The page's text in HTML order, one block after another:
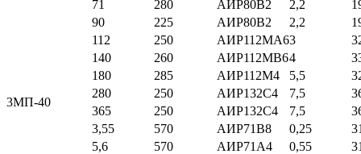
71
280 АИР80В2 2,2
90
225 АИР80В2 2,2
112
250 АИР112МА63
140
260 АИР112МВ64
180
285 АИР112М4 5,5
3МП-40
280 250 АИР132С4 7,5
365
250 АИР132С4 7,5
3,55 570 АИР71В8 0,25
5,6
570 АИР71А4 0,55